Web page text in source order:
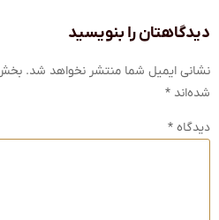
دیدگاهتان را بنویسید
نشانی ایمیل شما منتشر نخواهد شد.
شده‌اند *
دیدگاه *